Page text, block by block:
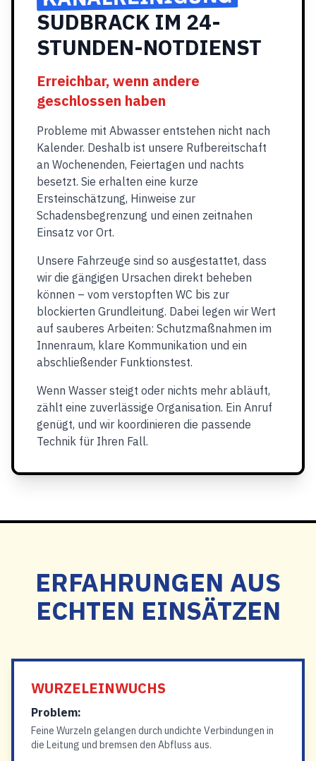
SUDBRACK IM 24-
STUNDEN-NOTDIENST
Erreichbar, wenn andere
geschlossen haben
Probleme mit Abwasser entstehen nicht nach
Kalender. Deshalb ist unsere Rufbereitschaft
an Wochenenden, Feiertagen und nachts
besetzt. Sie erhalten eine kurze
Ersteinschätzung, Hinweise zur
Schadensbegrenzung und einen zeitnahen
Einsatz vor Ort.
Unsere Fahrzeuge sind so ausgestattet, dass
wir die gängigen Ursachen direkt beheben
können – vom verstopften WC bis zur
blockierten Grundleitung. Dabei legen wir Wert
auf sauberes Arbeiten: Schutzmaßnahmen im
Innenraum, klare Kommunikation und ein
abschließender Funktionstest.
Wenn Wasser steigt oder nichts mehr abläuft,
zählt eine zuverlässige Organisation. Ein Anruf
genügt, und wir koordinieren die passende
Technik für Ihren Fall.
ERFAHRUNGEN AUS
ECHTEN EINSÄTZEN
WURZELEINWUCHS
Problem:
Feine Wurzeln gelangen durch undichte Verbindungen in
die Leitung und bremsen den Abfluss aus.